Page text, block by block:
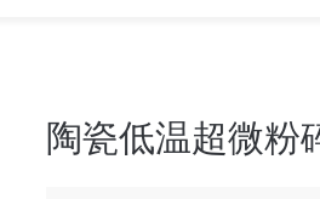
陶瓷低温超微粉